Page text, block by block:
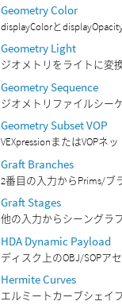
Geometry Color
displayColorと
Geometry Light
ジオメトリをライトに変
Geometry Sequence
ジオメトリファイルシー
Geometry Subset VOP
VEXpressionまたはVOP
Graft Branches
2番目の入力からPrims/ブ
Graft Stages
他の入力からシーングラ
HDA Dynamic Payload
ディスク上のOBJ/SOPア
Hermite Curves
エルミートカーブシェイ